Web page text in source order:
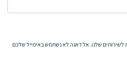
לשירותים שלנו. אל דאגה לא נשתמש באימייל שלכם